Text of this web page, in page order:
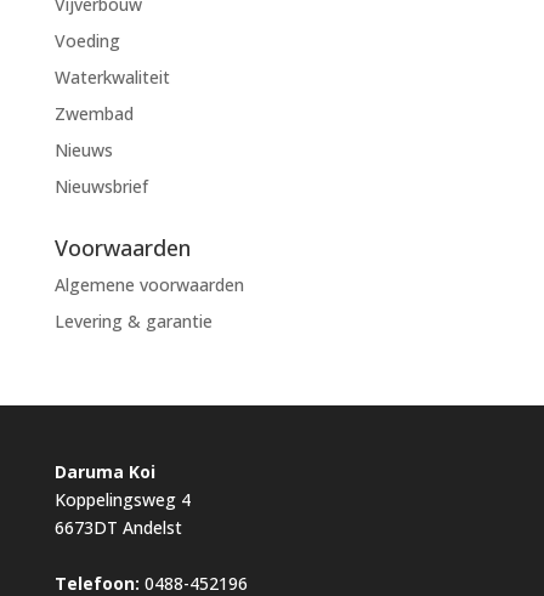
Voeding
Waterkwaliteit
Zwembad
Nieuws
Nieuwsbrief
Voorwaarden
Algemene voorwaarden
Levering & garantie
Daruma Koi
Koppelingsweg 4
6673DT Andelst
Telefoon: 0488-452196